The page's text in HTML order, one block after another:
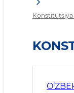
Konstitutsiya